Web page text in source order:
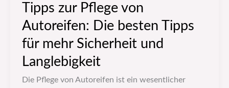
Tipps zur Pflege von
Autoreifen: Die besten Tipps
für mehr Sicherheit und
Langlebigkeit
Die Pflege von Autoreifen ist ein wesentlicher
und
Langlebigkeit